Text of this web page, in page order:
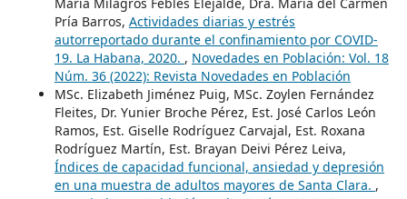
Pría Barros, Actividades diarias y estrés
autorreportado durante el confinamiento por COVID-
19. La Habana, 2020. , Novedades en Población: Vol. 18
Núm. 36 (2022): Revista Novedades en Población
MSc. Elizabeth Jiménez Puig, MSc. Zoylen Fernández
Fleites, Dr. Yunier Broche Pérez, Est. José Carlos León
Ramos, Est. Giselle Rodríguez Carvajal, Est. Roxana
Rodríguez Martín, Est. Brayan Deivi Pérez Leiva,
Índices de capacidad funcional, ansiedad y depresión
en una muestra de adultos mayores de Santa Clara. ,